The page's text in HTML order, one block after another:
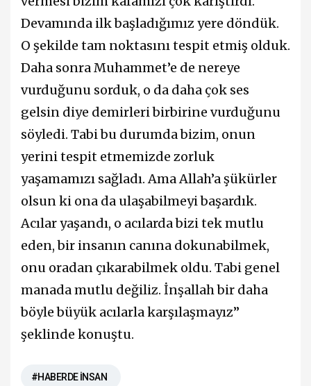
Devamında ilk başladığımız yere döndük.
O şekilde tam noktasını tespit etmiş olduk.
Daha sonra Muhammet’e de nereye
vurduğunu sorduk, o da daha çok ses
gelsin diye demirleri birbirine vurduğunu
söyledi. Tabi bu durumda bizim, onun
yerini tespit etmemizde zorluk
yaşamamızı sağladı. Ama Allah’a şükürler
olsun ki ona da ulaşabilmeyi başardık.
Acılar yaşandı, o acılarda bizi tek mutlu
eden, bir insanın canına dokunabilmek,
onu oradan çıkarabilmek oldu. Tabi genel
manada mutlu değiliz. İnşallah bir daha
böyle büyük acılarla karşılaşmayız”
şeklinde konuştu.
#HABERDE İNSAN